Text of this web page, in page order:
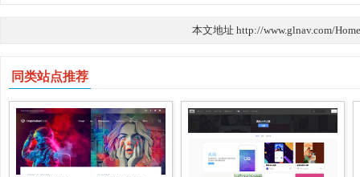
本文地址 http://www.glnav.com/
同类站点推荐